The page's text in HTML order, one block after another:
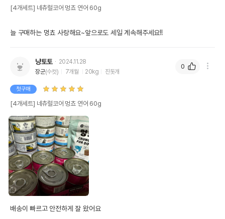
상품 필수 정보
품명 및 모델명 네츄럴코어 멍쵸 연어 60g 모아보기
법에 의한 인증,허가 등을
받았음을 확인할수 있는
경우 그에 대한 사항
제조국 또는 원산지
제조자,수입품의 경우
수입자를 함께 표기
AS책임자와 전화번호
또는 소비자상담 관련
어바웃펫//1644-9601
[4개세트] 네츄럴코어 멍쵸 연어 60g
늘 구매하는 멍쵸 사랑해요~앞으로도 세일 계속해주세요!!
냥토토
2024.11.28
장군(수컷) 7개월 20kg 진돗개
첫구매
[4개세트] 네츄럴코어 멍쵸 연어 60g
배송이 빠르고 안전하게 잘 왔어요
0